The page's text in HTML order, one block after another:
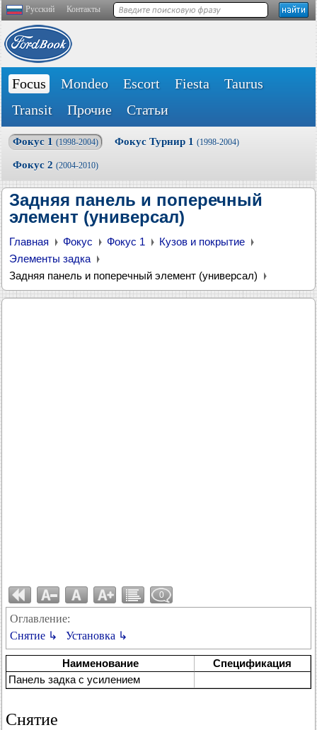
Русский Контакты
Focus Mondeo Escort Fiesta
Taurus
Transit
Прочие Статьи
Фокус 1 (1998-2004) Фокус Турнир 1 (1998-2004)
Фокус 2 (2004-2010)
Задняя панель и поперечный
элемент (универсал)
Главная Фокус Фокус 1
Кузов и покрытие
Элементы задка
Задняя панель и поперечный элемент (универсал)
0
Оглавление:
Снятие ↳
Установка ↳
Наименование
Спецификация
Панель задка с усилением
Снятие